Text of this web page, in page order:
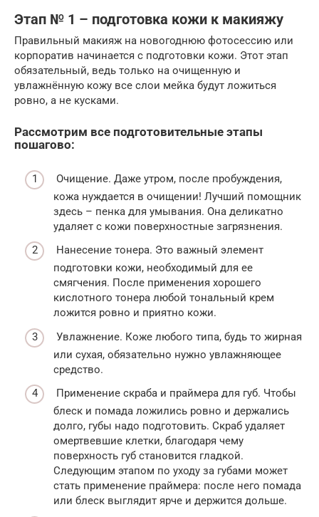
Этап № 1 – подготовка кожи к макияжу
Правильный макияж на новогоднюю фотосессию или
корпоратив начинается с подготовки кожи. Этот этап
обязательный, ведь только на очищенную и
увлажнённую кожу все слои мейка будут ложиться
ровно, а не кусками.
Рассмотрим все подготовительные этапы
пошагово:
Очищение. Даже утром, после пробуждения,
кожа нуждается в очищении! Лучший помощник
здесь – пенка для умывания. Она деликатно
удаляет с кожи поверхностные загрязнения.
Нанесение тонера. Это важный элемент
подготовки кожи, необходимый для ее
смягчения. После применения хорошего
кислотного тонера любой тональный крем
ложится ровно и приятно кожи.
Увлажнение. Коже любого типа, будь то жирная
или сухая, обязательно нужно увлажняющее
средство.
Применение скраба и праймера для губ. Чтобы
блеск и помада ложились ровно и держались
долго, губы надо подготовить. Скраб удаляет
омертвевшие клетки, благодаря чему
поверхность губ становится гладкой.
Следующим этапом по уходу за губами может
стать применение праймера: после него помада
или блеск выглядит ярче и держится дольше.